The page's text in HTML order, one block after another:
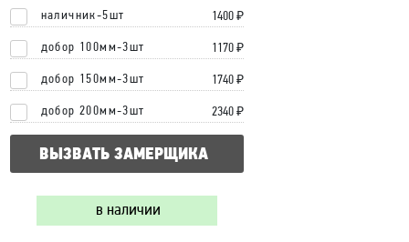
наличник-5шт 1400 ₽
добор 100мм-3шт 1170 ₽
добор 150мм-3шт 1740 ₽
добор 200мм-3шт 2340 ₽
ВЫЗВАТЬ ЗАМЕРЩИКА
в наличии